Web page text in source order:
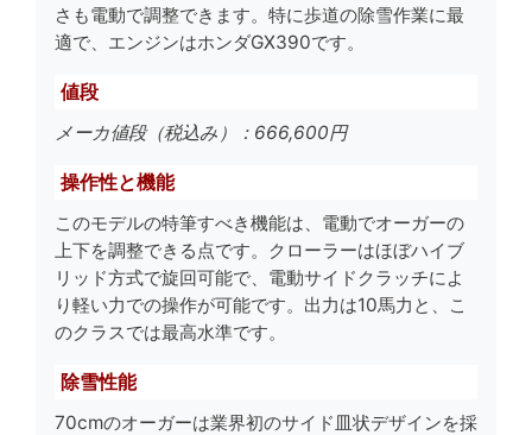
さも電動で調整できます。特に歩道の除雪作業に最
適で、エンジンはホンダGX390です。
値段
メーカ値段（税込み）：666,600円
操作性と機能
このモデルの特筆すべき機能は、電動でオーガーの
上下を調整できる点です。クローラーはほぼハイブ
リッド方式で旋回可能で、電動サイドクラッチによ
り軽い力での操作が可能です。出力は10馬力と、こ
のクラスでは最高水準です。
除雪性能
70cmのオーガーは業界初のサイド皿状デザインを採